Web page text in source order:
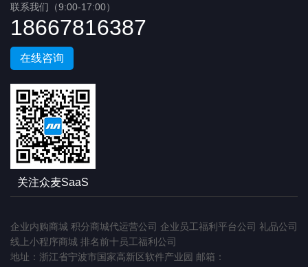
联系我们（9:00-17:00）
18667816387
在线咨询
关注众麦SaaS
企业内购商城 积分商城代运营公司 企业员工福利平台公司 礼品公司
线上小程序商城 排名前十员工福利公司
地址：浙江省宁波市国家高新区软件产业园 邮箱：